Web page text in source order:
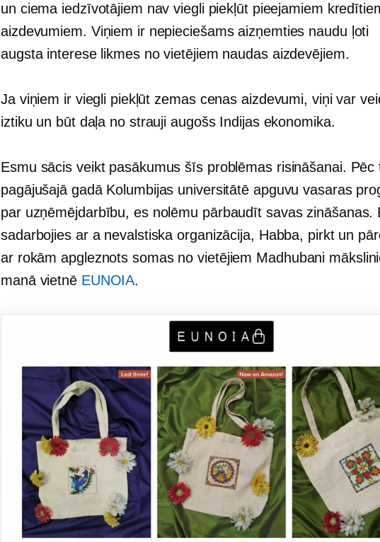
un ciema iedzīvotājiem nav viegli piekļūt pieejamiem
aizdevumiem. Viņiem ir nepieciešams aizņemties naudu ļoti
augsta intereselikmes no vietējiem naudas aizdevējiem.
Ja viņiem ir viegli piekļūt zemas cenas aizdevumi, viņi var
iztiku un būt daļa no strauji augošsIndijas ekonomika.
Esmu sācis veikt pasākumus šīs problēmas risināšanai. Pēc
pagājušajā gadā Kolumbijas universitātē apguvu vasaras
par uzņēmējdarbību, es nolēmu pārbaudīt savas zināšanas.
sadarbojies ar a nevalstiska organizācija, Habba, pirkt un
ar rokām apgleznots somas no vietējiem Madhubani
manā vietnē EUNOIA.